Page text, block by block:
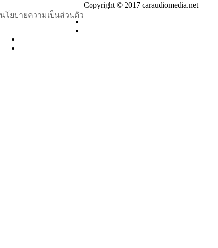
นโยบายความเป็นส่วนตัว
Copyright © 2017 caraudiomedia.net